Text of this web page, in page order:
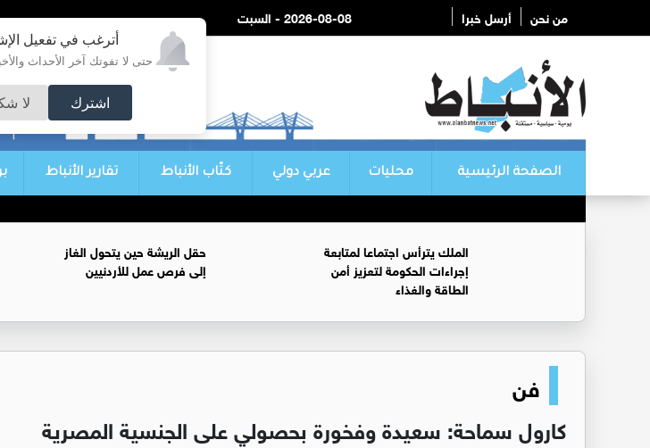
أترغب في تفعيل
حتى لا تفوتك آخر الأحداث
اشترك لا
من نحن أرسل خبرا 2026-08-08 - السبت
الصفحة الرئيسية محليات عربي دولي كتّاب الأنباط تقارير الأنباط
الملك يترأس اجتماعا لمتابعة
إجراءات الحكومة لتعزيز أمن
الطاقة والغذاء
حقل الريشة حين يتحول الغاز
إلى فرص عمل للأردنيين
فن
كارول سماحة: سعيدة وفخورة بحصولي على الجنسية المصرية